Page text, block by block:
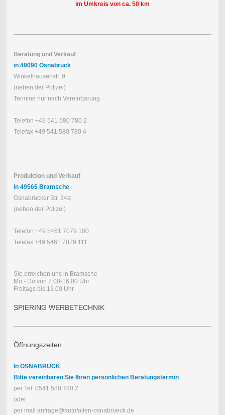
im Umkreis von ca. 50 km
Beratung und Verkauf
in 49090 Osnabrück
Winkelhausenstr. 9
(neben der Polizei)
Termine nur nach Vereinbarung
Telefon +49 541 580 780 2
Telefax +49 541 580 780 4
---------------------------------
Produktion und Verkauf
in 49565 Bramsche
Osnabrücker Str. 34a
(neben der Polizei)
Telefon +49 5461 7079 100
Telefax +49 5461 7079 111
Sie erreichen uns in Bramsche
Mo - Do von 7.00-16.00 Uhr
Freitags bis 13.00 Uhr
SPIERING WERBETECHNIK
Öffnungszeiten
In OSNABRÜCK
Bitte vereinbaren Sie Ihren persönlichen Beratungstermin
per Tel. 0541.580 780 2
oder
per mail anfrage@autofolien-osnabrueck.de